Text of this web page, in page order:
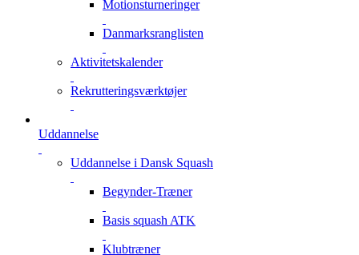
Motionsturneringer
Danmarksranglisten
Aktivitetskalender
Rekrutteringsværktøjer
Uddannelse
Uddannelse i Dansk Squash
Begynder-Træner
Basis squash ATK
Klubtræner